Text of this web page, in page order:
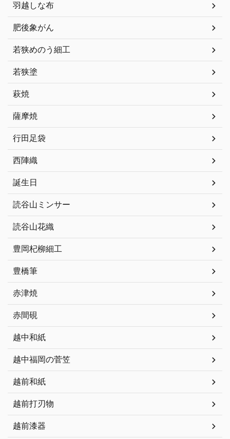
羽越しな布
肥後象がん
若狭めのう細工
若狭塗
萩焼
薩摩焼
行田足袋
西陣織
誕生日
読谷山ミンサー
読谷山花織
豊岡杞柳細工
豊橋筆
赤津焼
赤間硯
越中和紙
越中福岡の菅笠
越前和紙
越前打刃物
越前漆器